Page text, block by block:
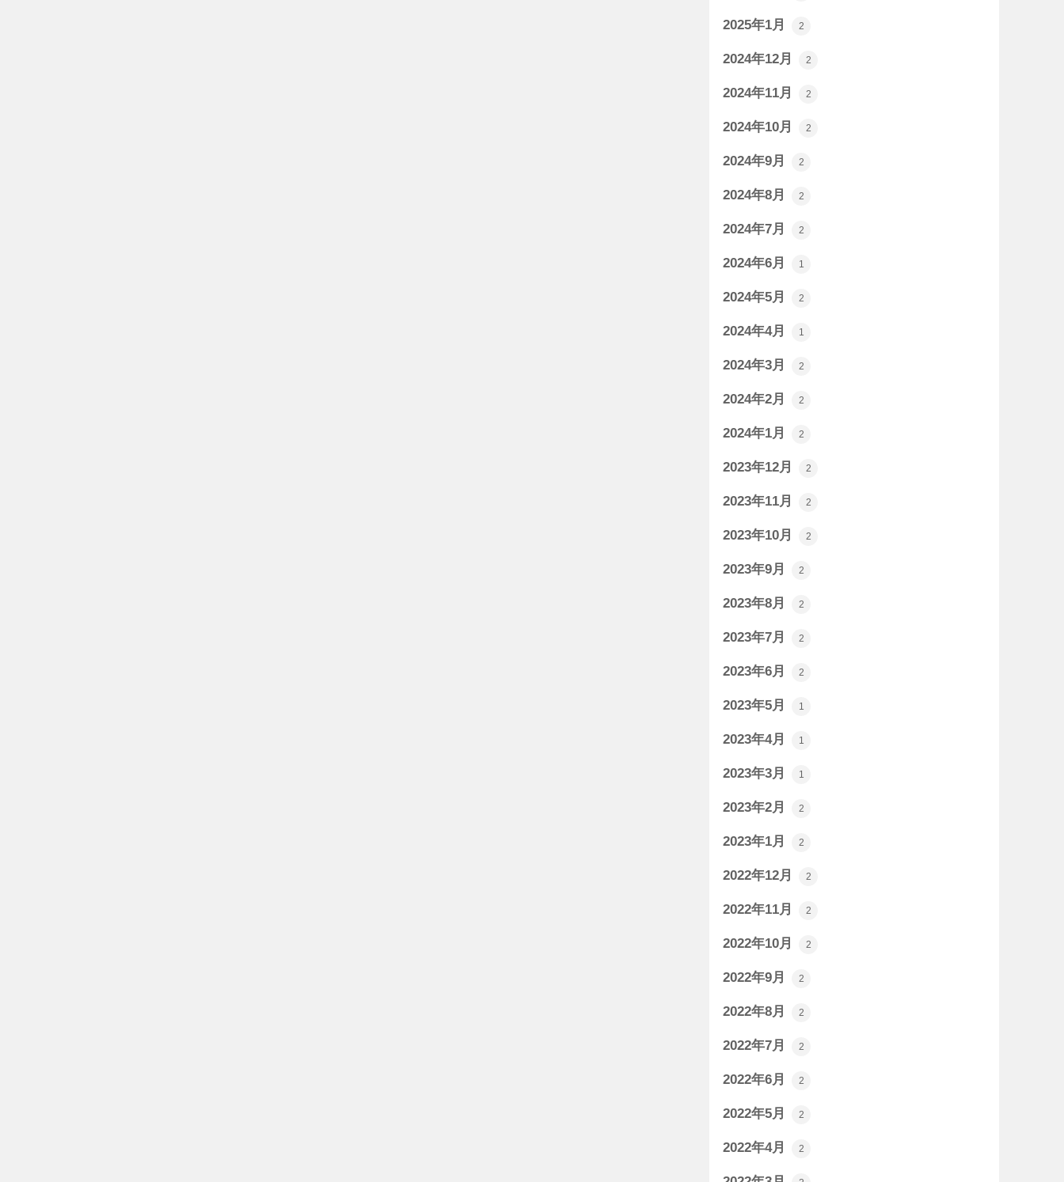
2025年1月 2
2024年12月 2
2024年11月 2
2024年10月 2
2024年9月 2
2024年8月 2
2024年7月 2
2024年6月 1
2024年5月 2
2024年4月 1
2024年3月 2
2024年2月 2
2024年1月 2
2023年12月 2
2023年11月 2
2023年10月 2
2023年9月 2
2023年8月 2
2023年7月 2
2023年6月 2
2023年5月 1
2023年4月 1
2023年3月 1
2023年2月 2
2023年1月 2
2022年12月 2
2022年11月 2
2022年10月 2
2022年9月 2
2022年8月 2
2022年7月 2
2022年6月 2
2022年5月 2
2022年4月 2